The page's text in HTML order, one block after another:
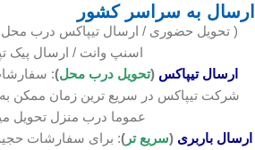
ارسال به سراسر کشور
( تحویل حضوری / ارسال تیپاکس درب محل
اسنپ وانت / ارسال پیک
ارسال تیپاکس (تحویل درب محل)
:
شرکت تیپاکس در سریع ترین زمان ممکن
عموما درب منزل تحویل
ارسال باربری (سریع تر ): برای سفارشات